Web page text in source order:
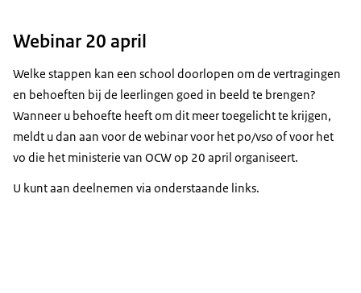
Webinar 20 april
Welke stappen kan een school doorlopen om de vertragingen
en behoeften bij de leerlingen goed in beeld te brengen?
Wanneer u behoefte heeft om dit meer toegelicht te krijgen,
meldt u dan aan voor de webinar voor het po/vso of voor het
vo die het ministerie van OCW op 20 april organiseert.
U kunt aan deelnemen via onderstaande links.